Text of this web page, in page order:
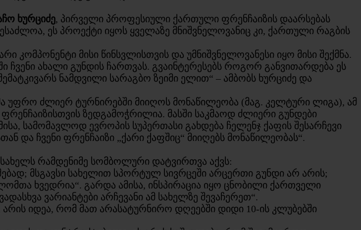
ხურციძე, პირველი პროფესიული ქართული ფრენჩაიზის დაარსებას
ეს პროექტი იყოს ყველაზე მნიშვნელოვანიც კი, ქართული რაგბის
კომპონენტი მისი წინსვლისთვის და უმნიშვნელოვანესი იყო მისი შექმნა.
ახალი გუნდის ჩართვას. გვაინტერესებს როგორ განვითარდება ეს
ნამდვილი სარაგბო ზეიმი ელით“ – ამბობს ხურციძე და
უფრო ძლიერ ტურნირებში მიიღოს მონაწილეობა (მაგ. კელტური ლიგა), ამ
ზედგამოჭრილია. მასში საკმაოდ ძლიერი გუნდები
სამომავლოდ ევროპის სუპერთასი გახდება ჩელენჯ ქაფის შესარჩევი
და ჩვენი ფრენჩაიზი „ქარი ქაფშიც“ მიიღებს მონაწილეობას“.
რამდენიმე სომბოლური დატვირთვა აქვს:
მსგავსი სახელით სპორტულ სივრცეში არცერთი გუნდი არ არის;
ხვედრია“. გარდა ამისა, ინსპირაცია იყო ცნობილი ქართველი
ვარიანტები არჩევანი ამ სახელზე შევაჩერეთ“.
იდეა, რომ მათ არასატურნირო დღეებში დიდი 10-ის კლუბებში